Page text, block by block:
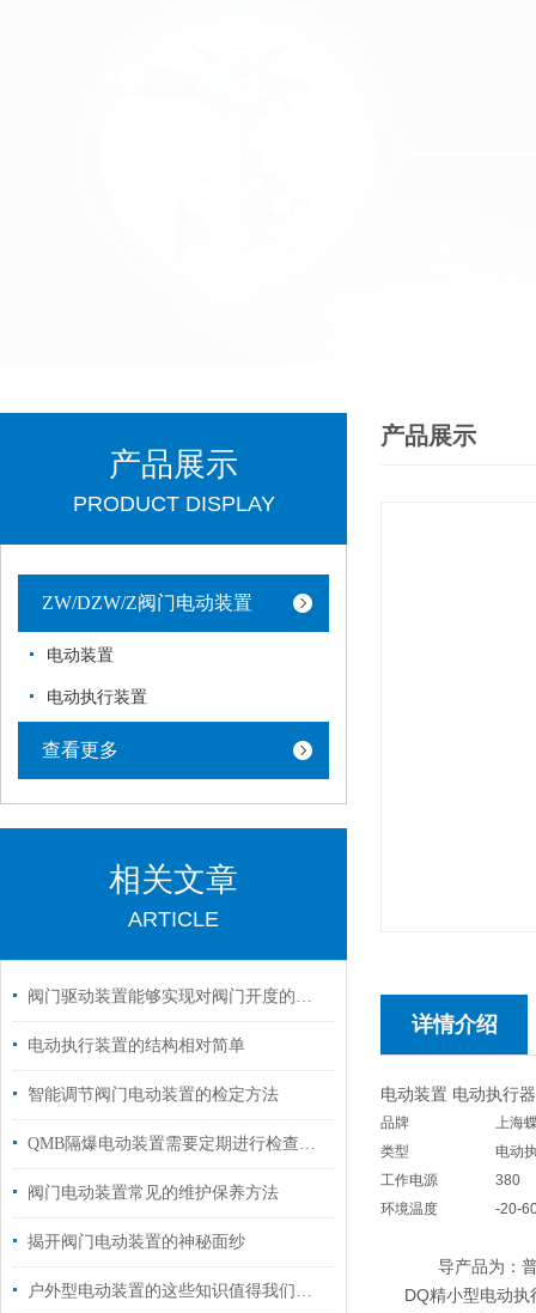
产品展示
PRODUCT DISPLAY
ZW/DZW/Z阀门电动装置
电动装置
电动执行装置
查看更多
相关文章
ARTICLE
阀门驱动装置能够实现对阀门开度的准确控制
电动执行装置的结构相对简单
智能调节阀门电动装置的检定方法
QMB隔爆电动装置需要定期进行检查和维护
阀门电动装置常见的维护保养方法
揭开阀门电动装置的神秘面纱
户外型电动装置的这些知识值得我们学习
产品展示
详情介绍
电动装置 电动执行
品牌
上海
类型
电动
工作电源
380
环境温度
-20-
导产品为：普
DQ精小型电动